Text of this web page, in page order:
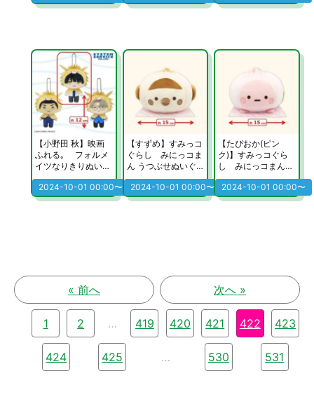
【小野田 秋】映画
ふれる｡ フォルメ
イツなりきりぬいぐ
るみ
2024-10-01 00:00〜
【すずめ】すみっコ
ぐらし みにっコま
ん うつぶせぬいぐ
るみ
2024-10-01 00:00〜
【たぴおか(ピン
ク)】すみっコぐら
し みにっコまん
うつぶせぬいぐるみ
2024-10-01 00:00〜
« 前へ 次へ »
1 2 … 419 420 421 422 423
424 425 … 530 531